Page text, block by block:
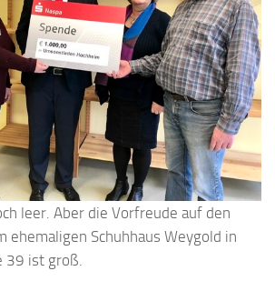
leer. Aber die Vorfreude auf den
ehemaligen Schuhhaus Weygold in
39 ist groß.